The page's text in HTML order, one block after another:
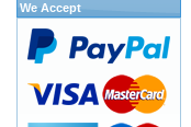
We Accept